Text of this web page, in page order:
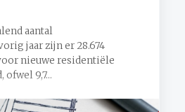
aantal
jaar zijn er 28.674
nieuwe residentiële
9,7...